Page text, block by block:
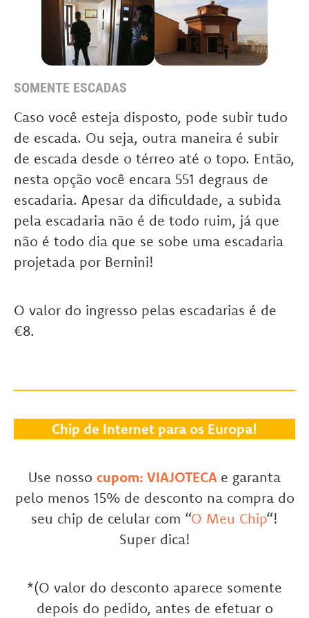
SOMENTE ESCADAS
Caso você esteja disposto, pode subir tudo
de escada. Ou seja, outra maneira é subir
de escada desde o térreo até o topo. Então,
nesta opção você encara 551 degraus de
escadaria. Apesar da dificuldade, a subida
pela escadaria não é de todo ruim, já que
não é todo dia que se sobe uma escadaria
projetada por Bernini!
O valor do ingresso pelas escadarias é de
€8.
Chip de Internet para os Europa!
Use nosso cupom: VIAJOTECA e garanta
pelo menos 15% de desconto na compra do
seu chip de celular com “O Meu Chip“!
Super dica!
*(O valor do desconto aparece somente
depois do pedido, antes de efetuar o